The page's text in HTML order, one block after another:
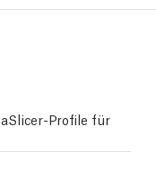
Profile für